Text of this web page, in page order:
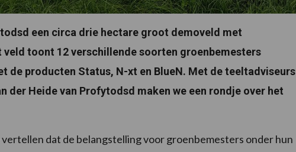
een circa drie hectare groot demoveld met
toont 12 verschillende soorten groenbemesters
de producten Status, N-xt en BlueN. Met de teeltadviseurs
der Heide van Profytodsd maken we een rondje over het
dat de belangstelling voor groenbemesters onder hun